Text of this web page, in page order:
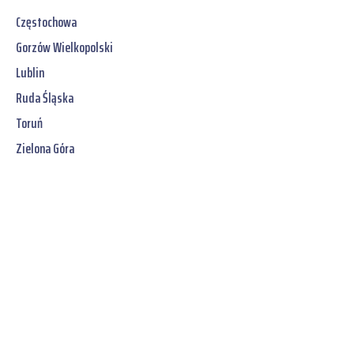
Częstochowa
Gorzów Wielkopolski
Lublin
Ruda Śląska
Toruń
Zielona Góra